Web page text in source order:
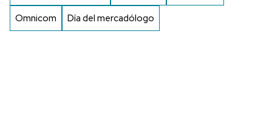
Omnicom Día del mercadólogo